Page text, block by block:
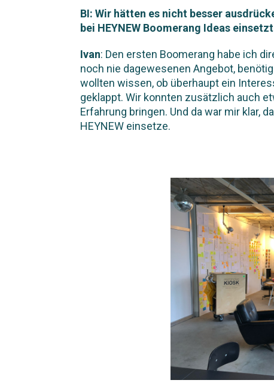
BI: Wir hätten es nicht besser
bei HEYNEW Boomerang Ideas
Ivan: Den ersten Boomerang habe ich
noch nie dagewesenen Angebot,
wollten wissen, ob überhaupt ein
geklappt. Wir konnten zusätzlich auch
Erfahrung bringen. Und da war mir klar,
HEYNEW einsetze.